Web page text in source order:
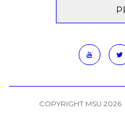
COPYRIGHT MSU 2026